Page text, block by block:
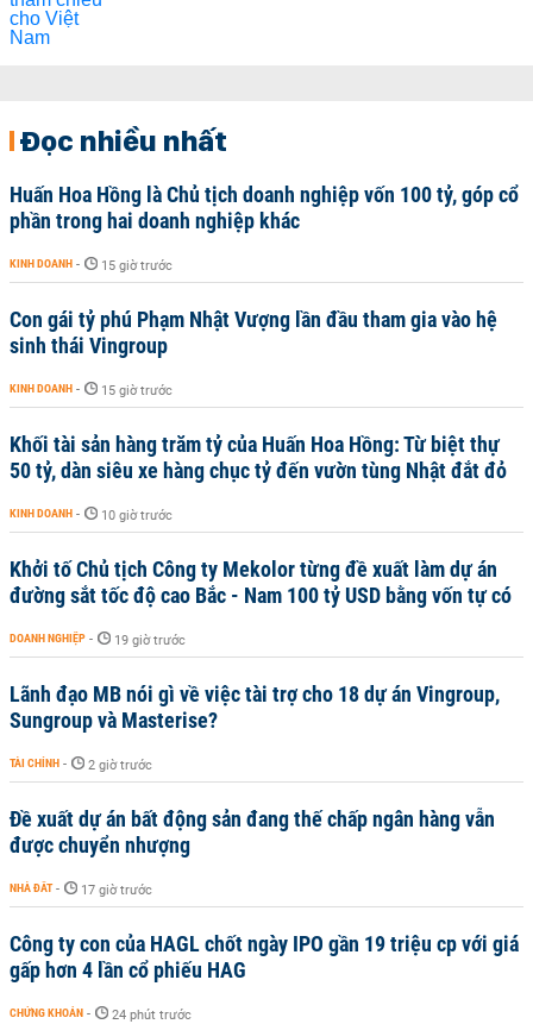
Đọc nhiều nhất
Huấn Hoa Hồng là Chủ tịch doanh nghiệp vốn 100 tỷ, góp cổ
phần trong hai doanh nghiệp khác
KINH DOANH - 15 giờ trước
Con gái tỷ phú Phạm Nhật Vượng lần đầu tham gia vào hệ
sinh thái Vingroup
KINH DOANH - 15 giờ trước
Khối tài sản hàng trăm tỷ của Huấn Hoa Hồng: Từ biệt thự
50 tỷ, dàn siêu xe hàng chục tỷ đến vườn tùng Nhật đắt đỏ
KINH DOANH - 10 giờ trước
Khởi tố Chủ tịch Công ty Mekolor từng đề xuất làm dự án
đường sắt tốc độ cao Bắc - Nam 100 tỷ USD bằng vốn tự có
DOANH NGHIỆP - 19 giờ trước
Lãnh đạo MB nói gì về việc tài trợ cho 18 dự án Vingroup,
Sungroup và Masterise?
TÀI CHÍNH - 2 giờ trước
Đề xuất dự án bất động sản đang thế chấp ngân hàng vẫn
được chuyển nhượng
NHÀ ĐẤT - 17 giờ trước
Công ty con của HAGL chốt ngày IPO gần 19 triệu cp với giá
gấp hơn 4 lần cổ phiếu HAG
CHỨNG KHOÁN - 24 phút trước